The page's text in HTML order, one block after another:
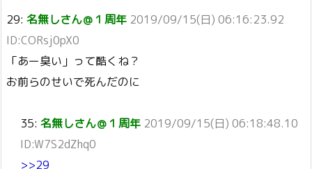
29: 名無しさん＠１周年 2019/09/15(日) 06:16:23.92
ID:CORsj0pX0
「あー臭い」って酷くね？
お前らのせいで死んだのに
35: 名無しさん＠１周年 2019/09/15(日) 06:18:48.10
ID:W7S2dZhq0
>>29